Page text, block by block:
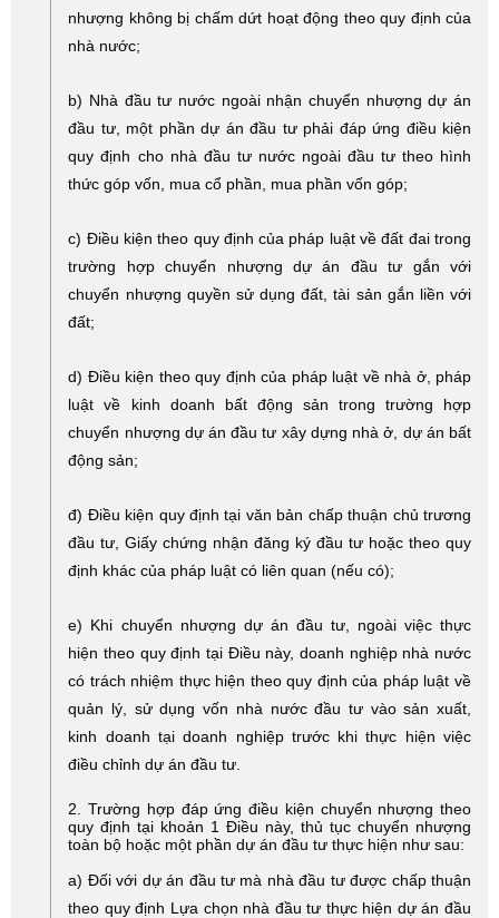
nhượng không bị chấm dứt hoạt động theo quy định của
nhà nước;
b) Nhà đầu tư nước ngoài nhận chuyển nhượng dự án
đầu tư, một phần dự án đầu tư phải đáp ứng điều kiện
quy định cho nhà đầu tư nước ngoài đầu tư theo hình
thức góp vốn, mua cổ phần, mua phần vốn góp;
c) Điều kiện theo quy định của pháp luật về đất đai trong
trường hợp chuyển nhượng dự án đầu tư gắn với
chuyển nhượng quyền sử dụng đất, tài sản gắn liền với
đất;
d) Điều kiện theo quy định của pháp luật về nhà ở, pháp
luật về kinh doanh bất động sản trong trường hợp
chuyển nhượng dự án đầu tư xây dựng nhà ở, dự án bất
động sản;
đ) Điều kiện quy định tại văn bản chấp thuận chủ trương
đầu tư, Giấy chứng nhận đăng ký đầu tư hoặc theo quy
định khác của pháp luật có liên quan (nếu có);
e) Khi chuyển nhượng dự án đầu tư, ngoài việc thực
hiện theo quy định tại Điều này, doanh nghiệp nhà nước
có trách nhiệm thực hiện theo quy định của pháp luật về
quản lý, sử dụng vốn nhà nước đầu tư vào sản xuất,
kinh doanh tại doanh nghiệp trước khi thực hiện việc
điều chỉnh dự án đầu tư.
2. Trường hợp đáp ứng điều kiện chuyển nhượng theo
quy định tại khoản 1 Điều này, thủ tục chuyển nhượng
toàn bộ hoặc một phần dự án đầu tư thực hiện như sau:
a) Đối với dự án đầu tư mà nhà đầu tư được chấp thuận
theo quy định Lựa chọn nhà đầu tư thực hiện dự án đầu